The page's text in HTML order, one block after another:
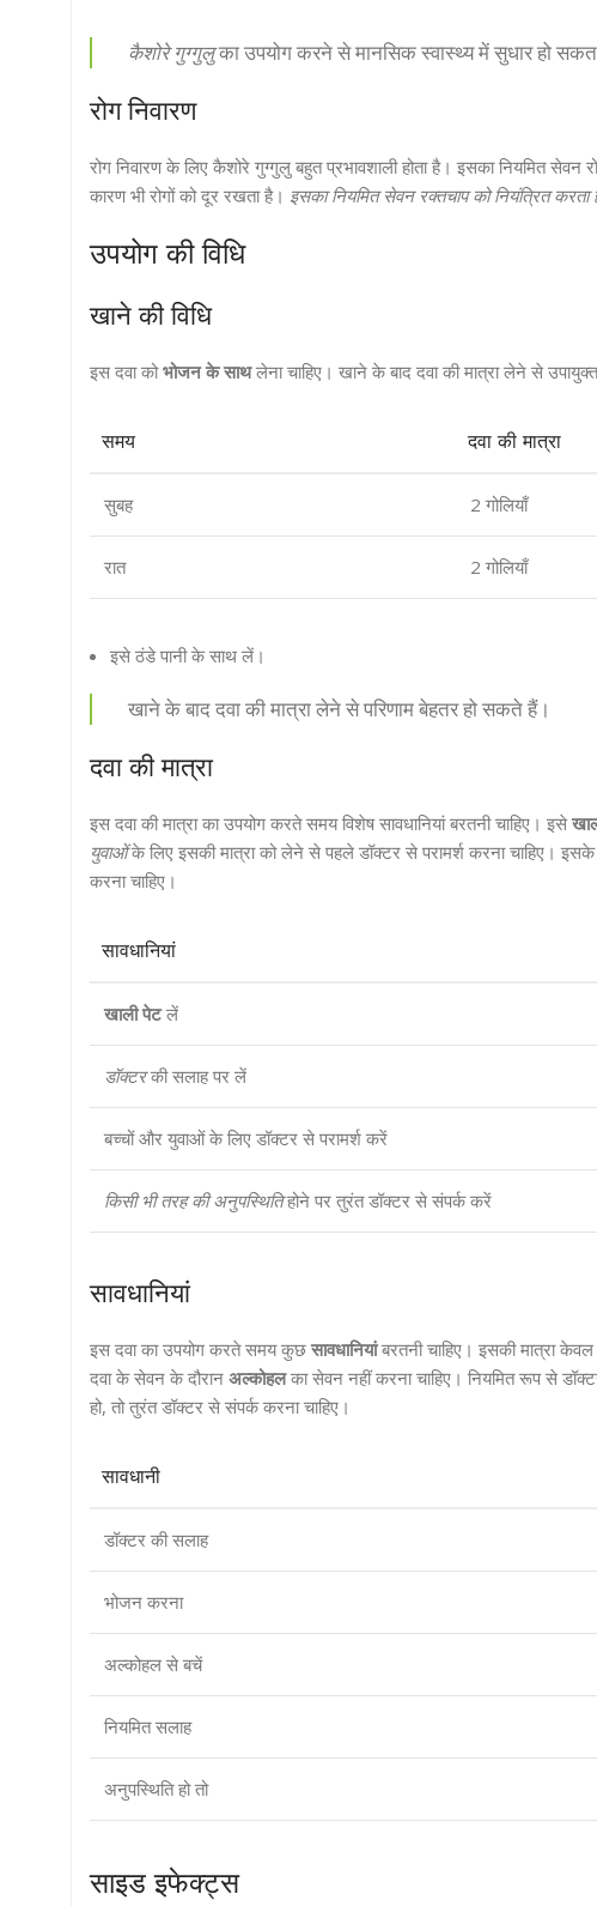
कैशोरे गुग्गुलुका उपयोग करने से मानसिक स्वास्थ्य में सुधार हो
रोग निवारण
रोग निवारण के लिए कैशोरे गुग्गुलु बहुत प्रभावशाली होता है। इसका नियमित
कारण भी रोगों को दूर रखता है। इसका नियमित सेवन रक्तचाप को नियंत्रित
उपयोग की विधि
खाने की विधि
इस दवा कोभोजन के साथलेना चाहिए। खाने के बाद दवा की मात्रा लेने से
समय दवा की मात्रा
सुबह 2 गोलियाँ
रात 2 गोलियाँ
इसे ठंडे पानी के साथ लें।
खाने के बाद दवा की मात्रा लेने से परिणाम बेहतर हो सकते हैं।
दवा की मात्रा
इस दवा की मात्रा का उपयोग करते समय विशेष सावधानियां बरतनी चाहिए। इसे
युवाओंके लिए इसकी मात्रा को लेने से पहले डॉक्टर से परामर्श करना चाहिए।
करना चाहिए।
सावधानियां
खाली पेटलें
डॉक्टरकी सलाह पर लें
बच्चों और युवाओं के लिए डॉक्टर से परामर्श करें
किसी भी तरह की अनुपस्थितिहोने पर तुरंत डॉक्टर से संपर्क करें
सावधानियां
इस दवा का उपयोग करते समय कुछ सावधानियांबरतनी चाहिए। इसकी मात्रा केवल
दवा के सेवन के दौरान अल्कोहलका सेवन नहीं करना चाहिए। नियमित रूप से
हो, तो तुरंत डॉक्टर से संपर्क करना चाहिए।
सावधानी
डॉक्टर की सलाह
भोजन करना
अल्कोहल से बचें
नियमित सलाह
अनुपस्थिति हो तो
साइड इफेक्ट्स